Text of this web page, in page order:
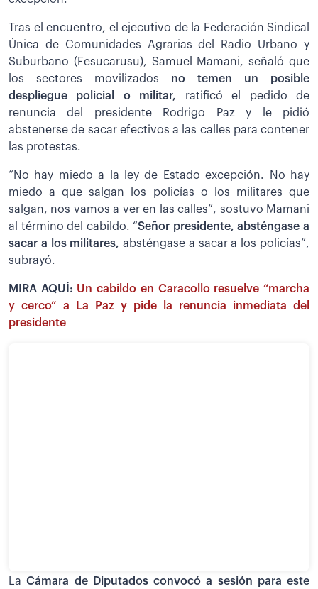
Tras el encuentro, el ejecutivo de la Federación Sindical
Única de Comunidades Agrarias del Radio Urbano y
Suburbano (Fesucarusu), Samuel Mamani, señaló que
los sectores movilizados no temen un posible
despliegue policial o militar, ratificó el pedido de
renuncia del presidente Rodrigo Paz y le pidió
abstenerse de sacar efectivos a las calles para contener
las protestas.
“No hay miedo a la ley de Estado excepción. No hay
miedo a que salgan los policías o los militares que
salgan, nos vamos a ver en las calles”, sostuvo Mamani
al término del cabildo. “Señor presidente, absténgase a
sacar a los militares, absténgase a sacar a los policías”,
subrayó.
MIRA AQUÍ: Un cabildo en Caracollo resuelve “marcha
y cerco” a La Paz y pide la renuncia inmediata del
presidente
LaCámara de Diputados convocó a sesión para este